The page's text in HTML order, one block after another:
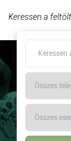
Keressen a